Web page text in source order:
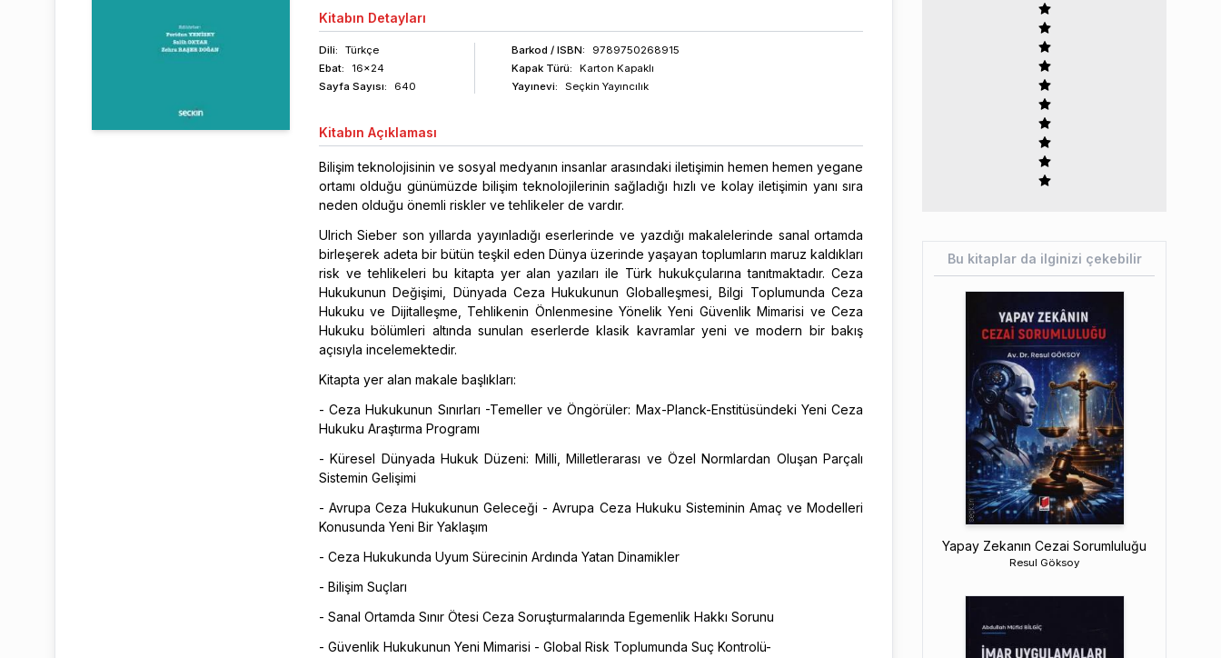
Kitabın Detayları
Dili:
Türkçe
Ebat:
16x24
Sayfa Sayısı: 640
Barkod / ISBN:
9789750268915
Kapak Türü:
Karton Kapaklı
Yayınevi:
Seçkin Yayıncılık
Kitabın Açıklaması
Bilişim teknolojisinin ve sosyal medyanın insanlar arasındaki iletişimin hemen hemen yegane
ortamı olduğu günümüzde bilişim teknolojilerinin sağladığı hızlı ve kolay iletişimin yanı sıra
neden olduğu önemli riskler ve tehlikeler de vardır.
Ulrich Sieber son yıllarda yayınladığı eserlerinde ve yazdığı makalelerinde sanal ortamda
birleşerek adeta bir bütün teşkil eden Dünya üzerinde yaşayan toplumların maruz kaldıkları
risk ve tehlikeleri bu kitapta yer alan yazıları ile Türk hukukçularına tanıtmaktadır. Ceza
Hukukunun Değişimi, Dünyada Ceza Hukukunun Globalleşmesi, Bilgi Toplumunda Ceza
Hukuku ve Dijitalleşme, Tehlikenin Önlenmesine Yönelik Yeni Güvenlik Mimarisi ve Ceza
Hukuku bölümleri altında sunulan eserlerde klasik kavramlar yeni ve modern bir bakış
açısıyla incelemektedir.
Kitapta yer alan makale başlıkları:
- Ceza Hukukunun Sınırları -Temeller ve Öngörüler: Max-Planck-Enstitüsündeki Yeni Ceza
Hukuku Araştırma Programı
- Küresel Dünyada Hukuk Düzeni: Milli, Milletlerarası ve Özel Normlardan Oluşan Parçalı
Sistemin Gelişimi
- Avrupa Ceza Hukukunun Geleceği - Avrupa Ceza Hukuku Sisteminin Amaç ve Modelleri
Konusunda Yeni Bir Yaklaşım
- Ceza Hukukunda Uyum Sürecinin Ardında Yatan Dinamikler
- Bilişim Suçları
- Sanal Ortamda Sınır Ötesi Ceza Soruşturmalarında Egemenlik Hakkı Sorunu
- Güvenlik Hukukunun Yeni Mimarisi - Global Risk Toplumunda Suç Kontrolü-
Bu kitaplar da ilginizi çekebilir
Yapay Zekanın Cezai Sorumluluğu
Resul Göksoy